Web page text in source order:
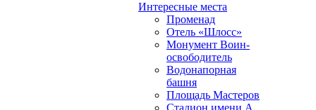
Интересные места
Променад
Отель «Шлосс»
Монумент Воин-
освободитель
Водонапорная
башня
Площадь Мастеров
Стадион имени А.